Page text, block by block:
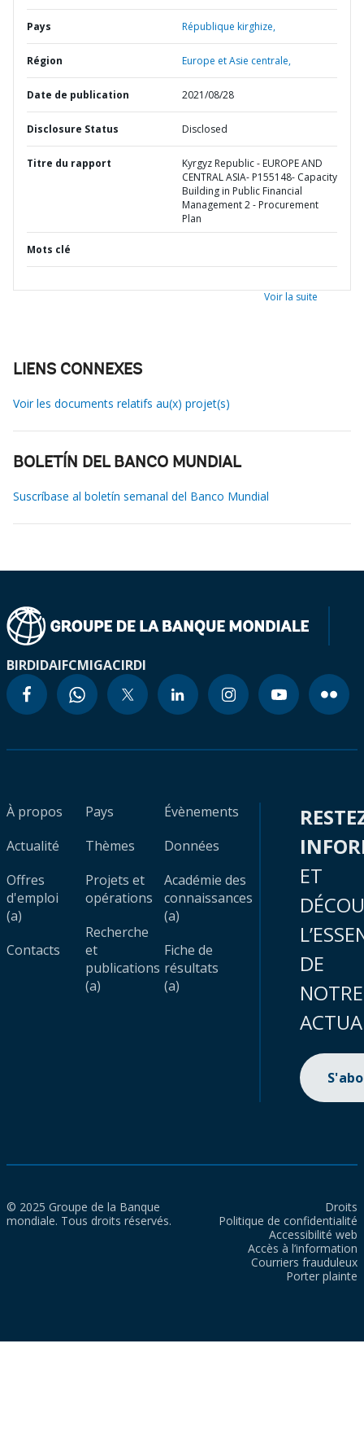
Pays République kirghize,
Région Europe et Asie centrale,
Date de publication 2021/08/28
Disclosure Status Disclosed
Titre du rapport
Kyrgyz Republic - EUROPE AND
CENTRAL ASIA- P155148- Capacity
Building in Public Financial
Management 2 - Procurement
Plan
Mots clé
Voir la suite
LIENS CONNEXES
Voir les documents relatifs au(x) projet(s)
BOLETÍN DEL BANCO MUNDIAL
Suscríbase al boletín semanal del Banco Mundial
BIRDIDAIFCMIGACIRDI
À propos
Actualité
Offres
d'emploi
(a)
Contacts
Pays
Thèmes
Projets et
opérations
Recherche
et
publications
(a)
Évènements
Données
Académie des
connaissances
(a)
Fiche de
résultats
(a)
ET
DE
NOTRE
© 2025 Groupe de la Banque
mondiale. Tous droits réservés.
Droits
Politique de confidentialité
Accessibilité web
Accès à l’information
Courriers frauduleux
Porter plainte